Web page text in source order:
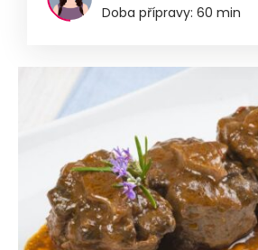
Doba přípravy: 60 min